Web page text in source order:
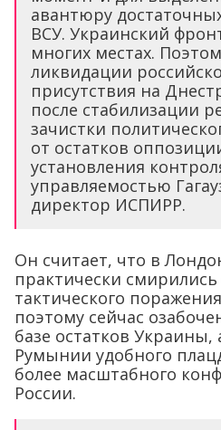
авантюру
ВСУ. Украинский
многих местах.
ликвидации
присутствия на
после стабилизации
зачистки
от остатков
установления
управляемостью
директор ИСПИРР.
Он считает, что в
практически
тактического
поэтому сейчас
базе остатков
Румынии удобного
более масштабного
России.